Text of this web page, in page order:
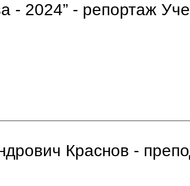
- 2024” - репортаж
Краснов -